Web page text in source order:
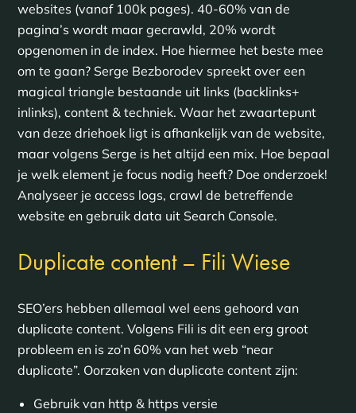
websites (vanaf 100k pages). 40-60% van de
pagina’s wordt maar gecrawld, 20% wordt
opgenomen in de index. Hoe hiermee het beste mee
om te gaan? Serge Bezborodev spreekt over een
magical triangle bestaande uit links (backlinks+
inlinks), content & techniek. Waar het zwaartepunt
van deze driehoek ligt is afhankelijk van de website,
maar volgens Serge is het altijd een mix. Hoe bepaal
je welk element je focus nodig heeft? Doe onderzoek!
Analyseer je access logs, crawl de betreffende
website en gebruik data uit Search Console.
Duplicate content – Fili Wiese
SEO’ers hebben allemaal wel eens gehoord van
duplicate content. Volgens Fili is dit een erg groot
probleem en is zo’n 60% van het web “near
duplicate”. Oorzaken van duplicate content zijn:
Gebruik van http & https versie